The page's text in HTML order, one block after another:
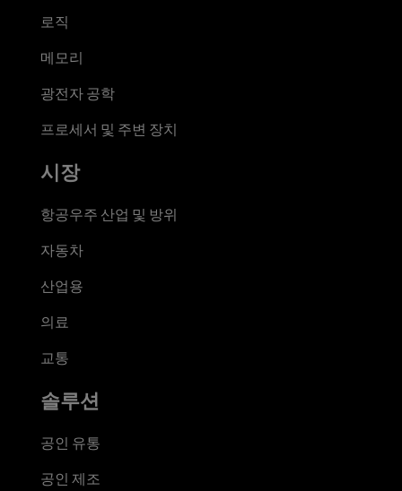
로직
메모리
광전자 공학
프로세서 및 주변 장치
시장
항공우주 산업 및 방위
자동차
산업용
의료
교통
솔루션
공인 유통
공인 제조